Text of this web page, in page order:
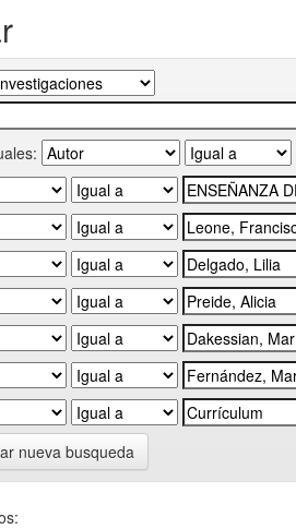
nueva busqueda